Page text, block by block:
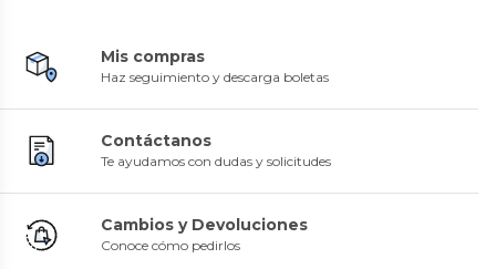
Mis compras
Haz seguimiento y descarga boletas
Contáctanos
Te ayudamos con dudas y solicitudes
Cambios y Devoluciones
Conoce cómo pedirlos